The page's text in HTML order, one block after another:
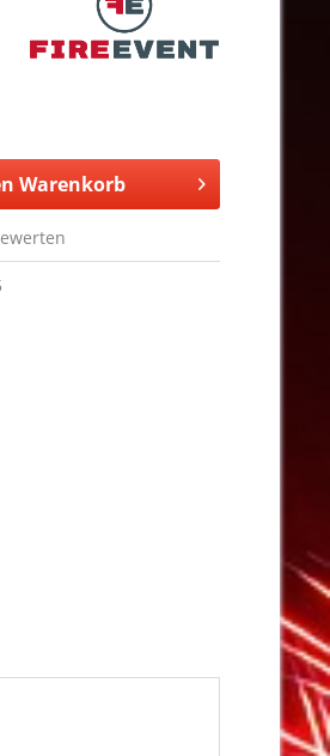
Warenkorb